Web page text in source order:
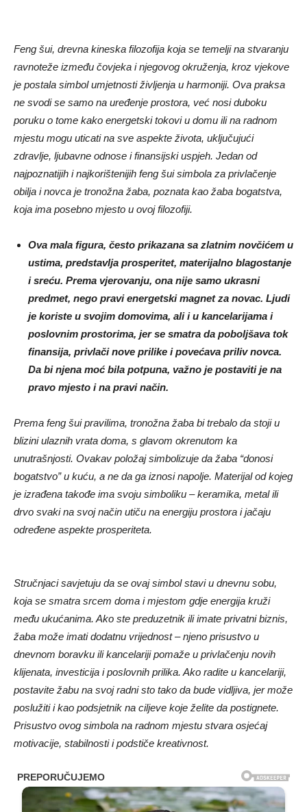
Feng šui, drevna kineska filozofija koja se temelji na stvaranju
ravnoteže između čovjeka i njegovog okruženja, kroz vjekove
je postala simbol umjetnosti življenja u harmoniji. Ova praksa
ne svodi se samo na uređenje prostora, već nosi duboku
poruku o tome kako energetski tokovi u domu ili na radnom
mjestu mogu uticati na sve aspekte života, uključujući
zdravlje, ljubavne odnose i finansijski uspjeh. Jedan od
najpoznatijih i najkorištenijih feng šui simbola za privlačenje
obilja i novca je tronožna žaba, poznata kao žaba bogatstva,
koja ima posebno mjesto u ovoj filozofiji.
Ova mala figura, često prikazana sa zlatnim novčićem u
ustima, predstavlja prosperitet, materijalno blagostanje
i sreću. Prema vjerovanju, ona nije samo ukrasni
predmet, nego pravi energetski magnet za novac. Ljudi
je koriste u svojim domovima, ali i u kancelarijama i
poslovnim prostorima, jer se smatra da poboljšava tok
finansija, privlači nove prilike i povećava priliv novca.
Da bi njena moć bila potpuna, važno je postaviti je na
pravo mjesto i na pravi način.
Prema feng šui pravilima, tronožna žaba bi trebalo da stoji u
blizini ulaznih vrata doma, s glavom okrenutom ka
unutrašnjosti. Ovakav položaj simbolizuje da žaba “donosi
bogatstvo” u kuću, a ne da ga iznosi napolje. Materijal od kojeg
je izrađena takođe ima svoju simboliku – keramika, metal ili
drvo svaki na svoj način utiču na energiju prostora i jačaju
određene aspekte prosperiteta.
Stručnjaci savjetuju da se ovaj simbol stavi u dnevnu sobu,
koja se smatra srcem doma i mjestom gdje energija kruži
među ukućanima. Ako ste preduzetnik ili imate privatni biznis,
žaba može imati dodatnu vrijednost – njeno prisustvo u
dnevnom boravku ili kancelariji pomaže u privlačenju novih
klijenata, investicija i poslovnih prilika. Ako radite u kancelariji,
postavite žabu na svoj radni sto tako da bude vidljiva, jer može
poslužiti i kao podsjetnik na ciljeve koje želite da postignete.
Prisustvo ovog simbola na radnom mjestu stvara osjećaj
motivacije, stabilnosti i podstiče kreativnost.